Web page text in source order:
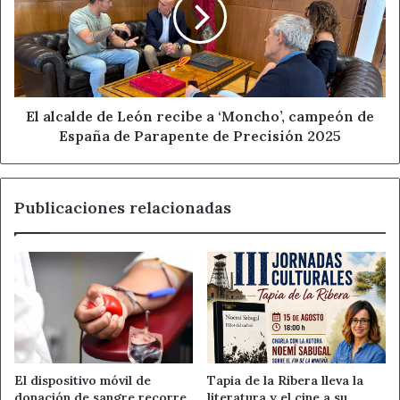
plantilla municipal.
Ahora León Empleo
San Andrés del Rabanedo
recibe
a
‘Moncho’,
campeón
de
España
2025
El alcalde de León recibe a ‘Moncho’, campeón de
España de Parapente de Precisión 2025
Publicaciones relacionadas
El dispositivo móvil de
Tapia de la Ribera lleva la